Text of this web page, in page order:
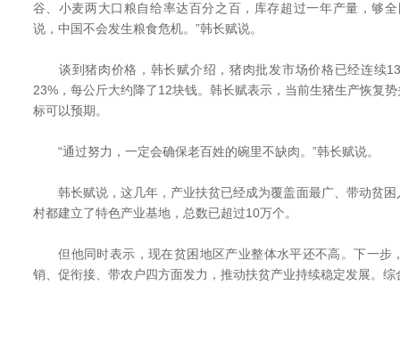
谷、小麦两大口粮自给率达百分之百，库存超过一年产量，够
说，中国不会发生粮食危机。”韩长赋说。
谈到猪肉价格，韩长赋介绍，猪肉批发市场价格已经连续
23%，每公斤大约降了12块钱。韩长赋表示，当前生猪生产恢复
标可以预期。
“通过努力，一定会确保老百姓的碗里不缺肉。”韩长赋说。
韩长赋说，这几年，产业扶贫已经成为覆盖面最广、带动贫困
村都建立了特色产业基地，总数已超过10万个。
但他同时表示，现在贫困地区产业整体水平还不高。下一步
销、促衔接、带农户四方面发力，推动扶贫产业持续稳定发展。综